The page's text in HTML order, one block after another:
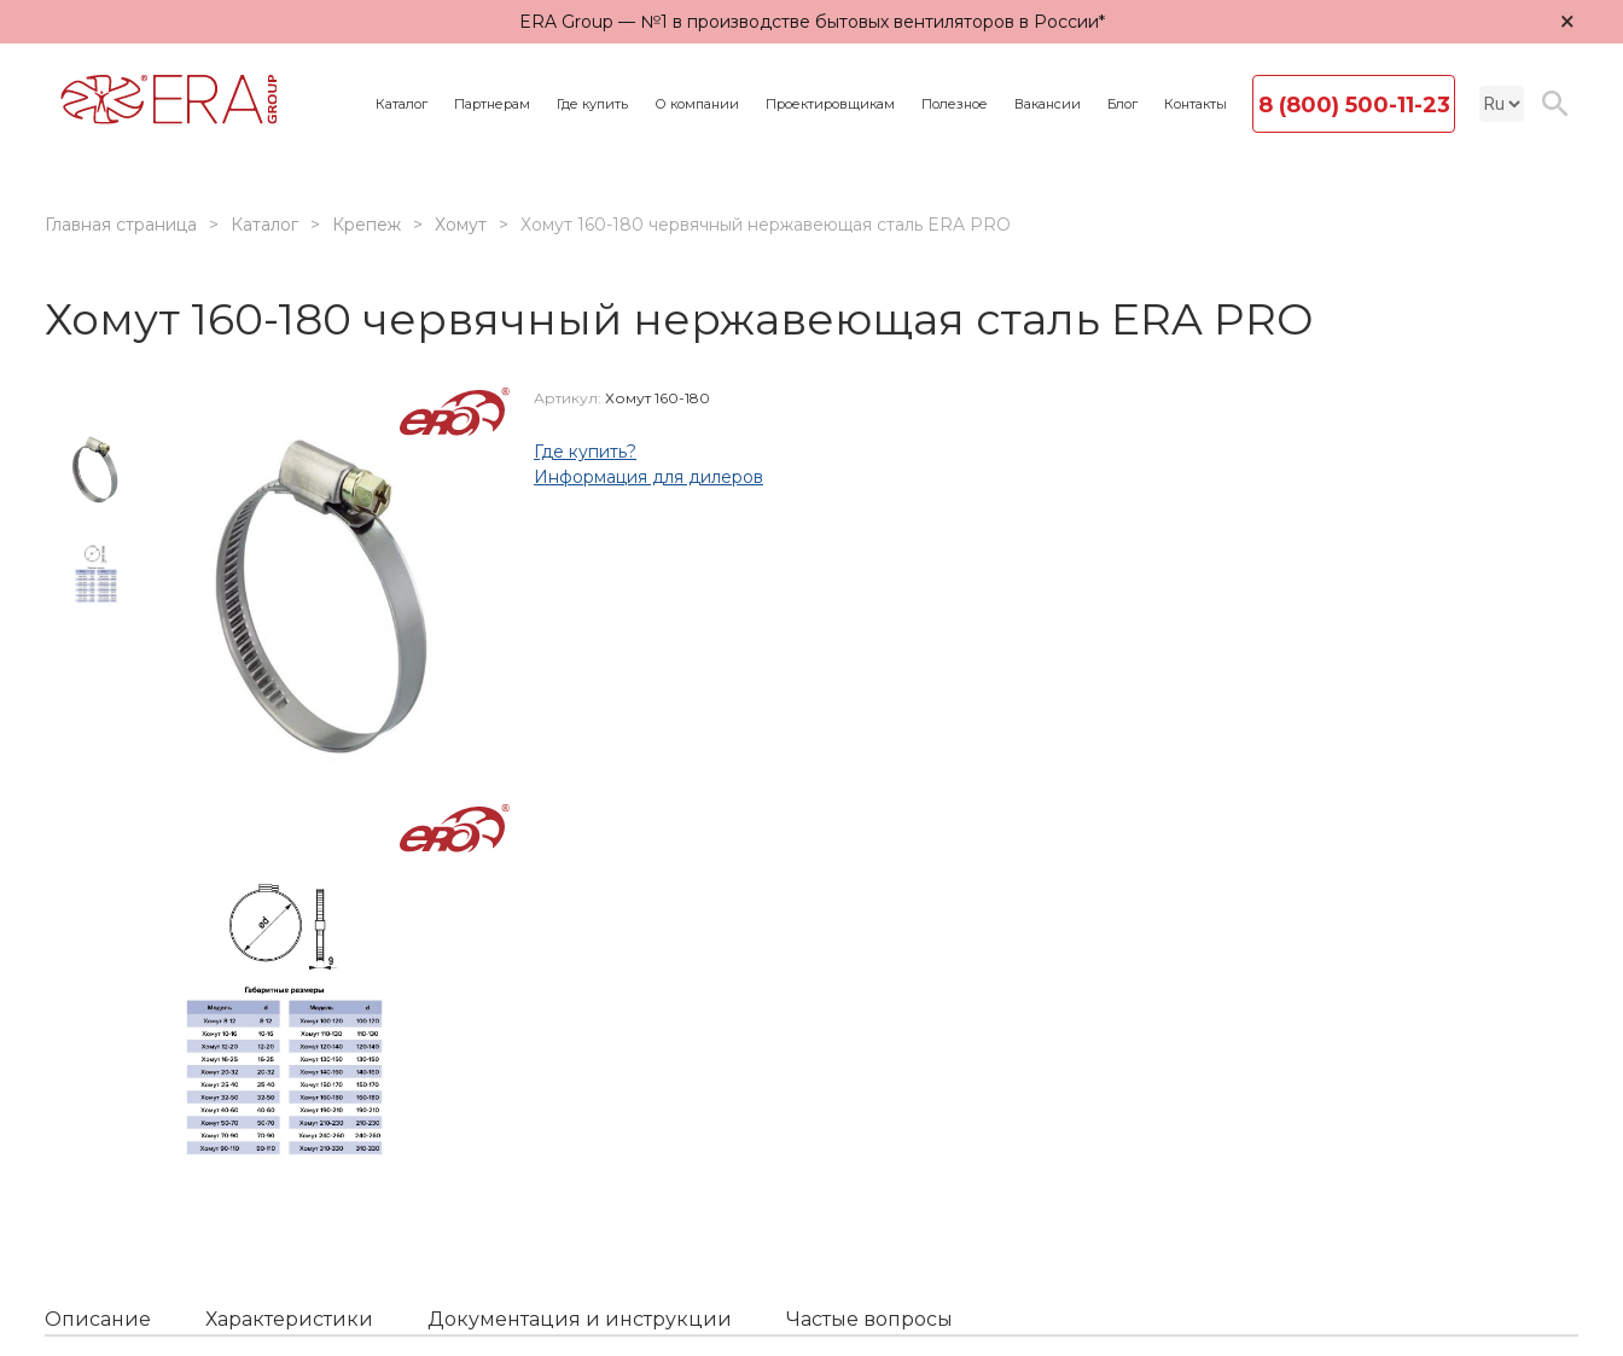
ERA Group — №1 в производстве бытовых вентиляторов в России* ×
Каталог Партнерам Где купить О компании Проектировщикам Полезное Вакансии Блог Контакты 8 (800) 500-11-23
Главная страница Каталог Крепеж Хомут Хомут 160-180 червячный нержавеющая сталь ERA PRO
Хомут 160-180 червячный нержавеющая сталь ERA PRO
Артикул: Хомут 160-180
Где купить?
Информация для дилеров
Описание Характеристики Документация и инструкции Частые вопросы